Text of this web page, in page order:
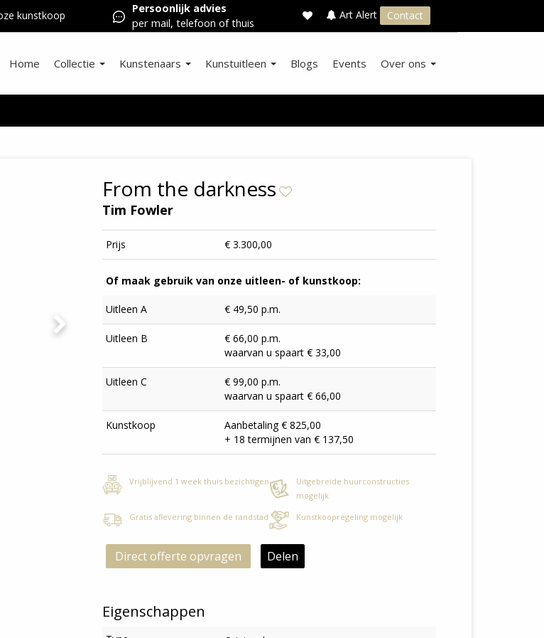
kunstkoop
Persoonlijk advies
per mail, telefoon of thuis
Art Alert Contact
Home Collectie Kunstenaars Kunstuitleen Blogs Events Over ons
From the darkness
Tim Fowler
Prijs € 3.300,00
Of maak gebruik van onze uitleen- of kunstkoop:
Uitleen A € 49,50 p.m.
Uitleen B
€ 66,00 p.m.
waarvan u spaart € 33,00
Uitleen C
€ 99,00 p.m.
waarvan u spaart € 66,00
Kunstkoop
Aanbetaling € 825,00
+ 18 termijnen van € 137,50
Vrijblijvend 1 week thuis bezichtigen
Uitgebreide huurconstructies
mogelijk
Gratis aflevering binnen de randstad
Kunstkoopregeling mogelijk
Direct offerte opvragen Delen
Eigenschappen